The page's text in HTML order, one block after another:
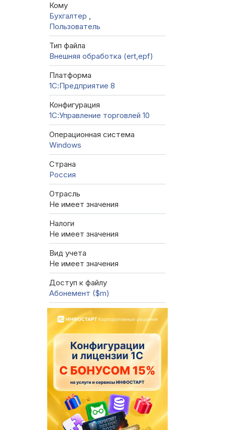
Кому
Бухгалтер ,
Пользователь
Тип файла
Внешняя обработка (ert,epf)
Платформа
1С:Предприятие 8
Конфигурация
1С:Управление торговлей 10
Операционная система
Windows
Страна
Россия
Отрасль
Не имеет значения
Налоги
Не имеет значения
Вид учета
Не имеет значения
Доступ к файлу
Абонемент ($m)